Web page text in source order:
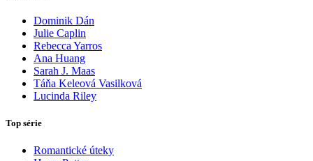
Dominik Dán
Julie Caplin
Rebecca Yarros
Ana Huang
Sarah J. Maas
Táňa Keleová Vasilková
Lucinda Riley
Top série
Romantické úteky